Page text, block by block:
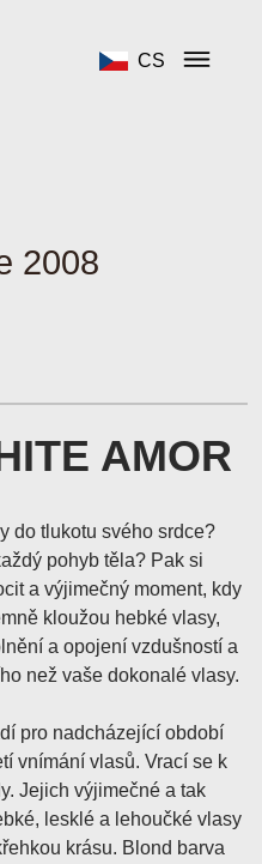
CS
2008
AMOR
do tlukotu svého srdce?
pohyb těla? Pak si
a výjimečný moment, kdy
kloužou hebké vlasy,
a opojení vzdušností a
než vaše dokonalé vlasy.
pro nadcházející období
vnímání vlasů. Vrací se k
Jejich výjimečné a tak
lesklé a lehoučké vlasy
krásu. Blond barva